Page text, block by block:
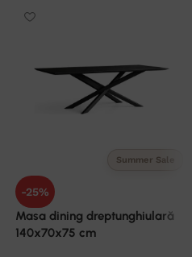
Summer Sale
-25%
Masa dining dreptunghiulară
140x70x75 cm